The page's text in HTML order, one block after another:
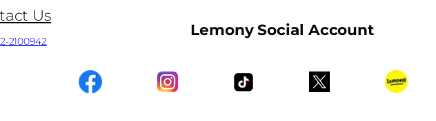
Us
2100942
Lemony Social Account